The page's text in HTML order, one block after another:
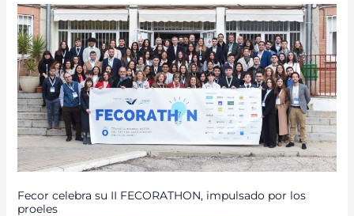
Fecor celebra su II FECORATHON, impulsado por los
proeles
FECOR
CELEBRA
SU
II
FECORATHON,
IMPULSADO
POR
LOS
PROELES